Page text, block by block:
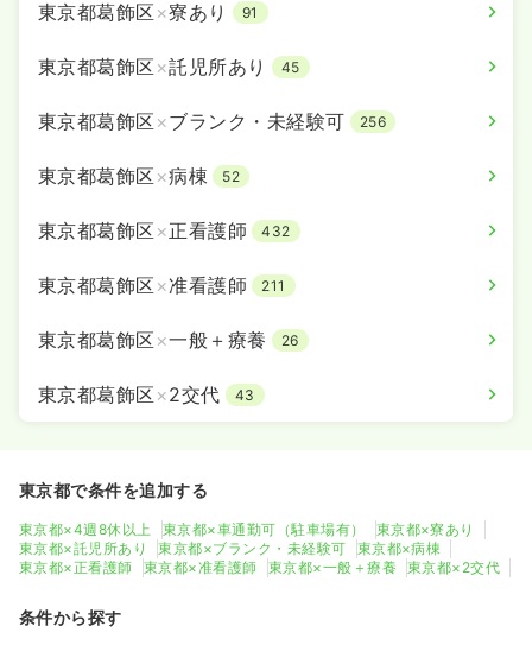
東京都葛飾区 ×寮あり 91
東京都葛飾区 ×託児所あり 45
東京都葛飾区 ×ブランク・未経験可 256
東京都葛飾区 ×病棟 52
東京都葛飾区 ×正看護師 432
東京都葛飾区 ×准看護師 211
東京都葛飾区 ×一般＋療養 26
東京都葛飾区 ×2交代 43
東京都で条件を追加する
東京都×4週8休以上 東京都×車通勤可（駐車場有）
東京都×寮あり
東京都×託児所あり
東京都×ブランク・未経験可
東京都×病棟
東京都×正看護師
東京都×准看護師 東京都×一般＋療養 東京都×2交代
条件から探す